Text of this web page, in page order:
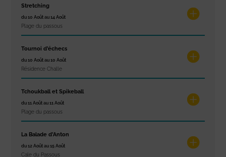
Stretching
du 10 Août au 14 Août
Plage du passous
Tournoi d’échecs
du 10 Août au 10 Août
Résidence Challe
Tchoukball et Spikeball
du 11 Août au 11 Août
Plage du passous
La Balade d’Anton
du 12 Août au 15 Août
Cale du Passous